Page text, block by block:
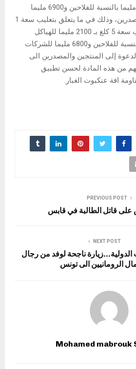
للهياكل المهنية و2500 مليما بالنسبة للفلاحين و6900 مليما
بالنسبة للشركات والمصدرين، وذلك في ما يتعلق بتعليب سعة 1
كلغ، في حين حدد تعليب سعة 5 كلغ بـ 2100 مليما للهياكل
المهنية و2400 مليما بالنسبة للفلاحين و6800 مليما للشركات
إلى المنتجين والمصدرين الى
من هذه المادة لحسن تطبيق
افة عنكبوت الغبار.
PREVIOUS POST
على قاتل الطالبة في قابس
NEXT POST
ناجحة لوفد من رجال
الرومانيين الى تونس
Mohamed mabrouk